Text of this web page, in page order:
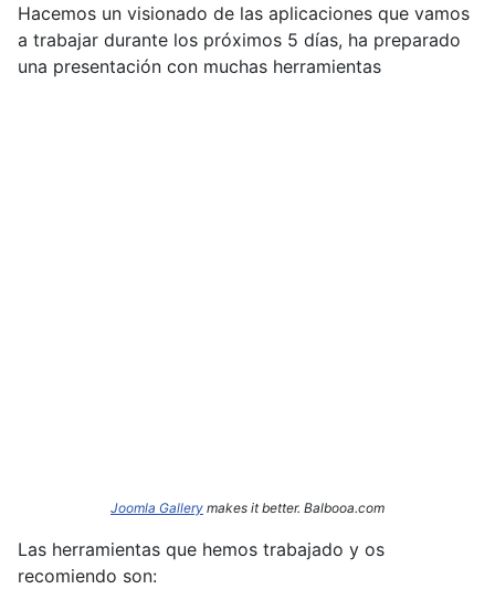
Hacemos un visionado de las aplicaciones que vamos
a trabajar durante los próximos 5 días, ha preparado
una presentación con muchas herramientas
Joomla Gallery makes it better. Balbooa.com
Las herramientas que hemos trabajado y os
recomiendo son: